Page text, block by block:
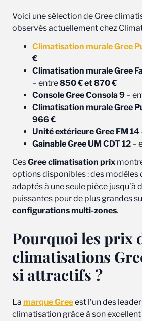
Voici une sélection de Gree
observés actuellement chez
Climatisation murale Gree
€
Climatisation murale Gree
– entre850 € et 870 €
Console Gree Consola 9 –
Climatisation murale Gree
966 €
Unité extérieure Gree FM 14
Gainable Gree UM CDT 12 –
CesGree climatisation prix
options disponibles : des modèles
adaptés à une seule pièce jusqu’à
puissantes pour de plus grandes
configurations multi-zones.
Pourquoi les prix
climatisations
si attractifs ?
La marque Greeest l’un des
climatisation grâce à son